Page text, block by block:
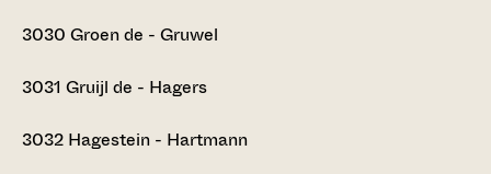
3030 Groen de - Gruwel
3031 Gruijl de - Hagers
3032 Hagestein - Hartmann